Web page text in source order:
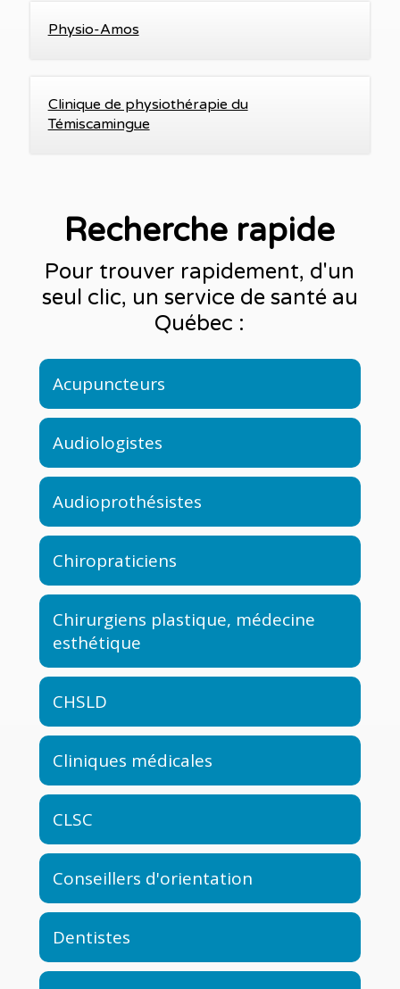
Physio-Amos
Clinique de physiothérapie du
Témiscamingue
Recherche rapide
Pour trouver rapidement, d'un
seul clic, un service de santé au
Québec :
Acupuncteurs
Audiologistes
Audioprothésistes
Chiropraticiens
Chirurgiens plastique, médecine
esthétique
CHSLD
Cliniques médicales
CLSC
Conseillers d'orientation
Dentistes